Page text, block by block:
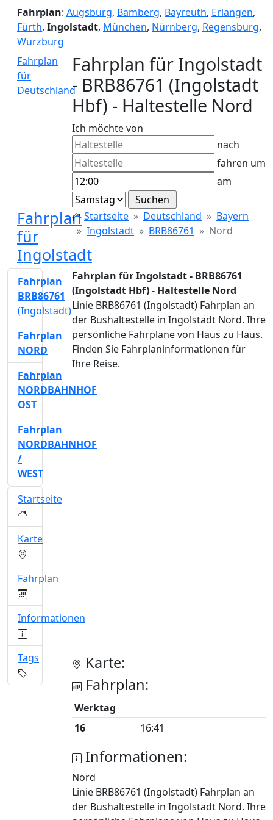
Fahrplan: Augsburg, Bamberg, Bayreuth, Erlangen,
Fürth, Ingolstadt, München, Nürnberg, Regensburg,
Würzburg
Fahrplan
für
Deutschland
Fahrplan für Ingolstadt
- BRB86761 (Ingolstadt
Hbf) - Haltestelle Nord
Ich möchte von
nach
fahren um
am
Fahrplan
für
Ingolstadt
Startseite Deutschland
Bayern
Ingolstadt
BRB86761 Nord
Fahrplan für Ingolstadt - BRB86761
(Ingolstadt Hbf) - Haltestelle Nord
Linie BRB86761 (Ingolstadt) Fahrplan an
der Bushaltestelle in Ingolstadt Nord. Ihre
persönliche Fahrpläne von Haus zu Haus.
Finden Sie Fahrplaninformationen für
Ihre Reise.
Karte:
Fahrplan:
Werktag
16
16:41
Informationen:
Nord
Linie BRB86761 (Ingolstadt) Fahrplan an
der Bushaltestelle in Ingolstadt Nord. Ihre
Fahrplan
BRB86761
(Ingolstadt)
Fahrplan
NORD
Fahrplan
NORDBAHNHOF
OST
Fahrplan
NORDBAHNHOF
/
WEST
Startseite
Karte
Fahrplan
Informationen
Tags